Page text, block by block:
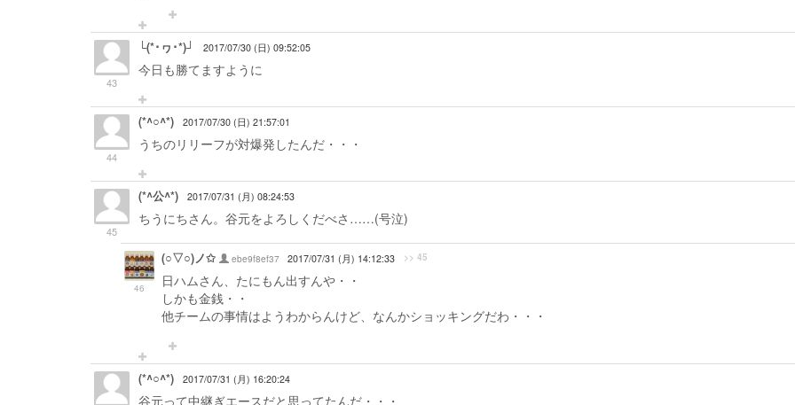
43
└(*･ヮ･*)┘ 2017/07/30 (日) 09:52:05
今日も勝てますように
44
(*^○^*) 2017/07/30 (日) 21:57:01
うちのリリーフが対爆発したんだ・・・
45
(*^公^*) 2017/07/31 (月) 08:24:53
ちうにちさん。谷元をよろしくだべさ……(号泣)
46
(○▽○)ノ✩ ebe9f8ef37 2017/07/31 (月) 14:12:33 >> 45
日ハムさん、たにもん出すんや・・
しかも金銭・・
他チームの事情はようわからんけど、なんかショッキングだわ・・・
(*^○^*) 2017/07/31 (月) 16:20:24
谷元って中継ぎエースだと思ってたんだ・・・